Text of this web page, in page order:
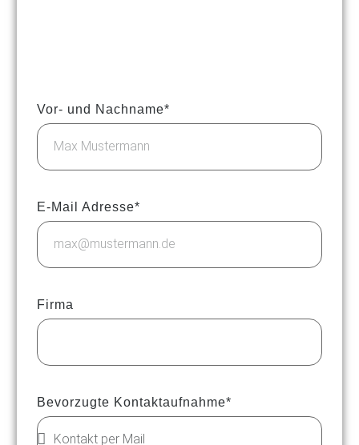
Vor- und Nachname*
E-Mail Adresse*
Firma
Bevorzugte Kontaktaufnahme*